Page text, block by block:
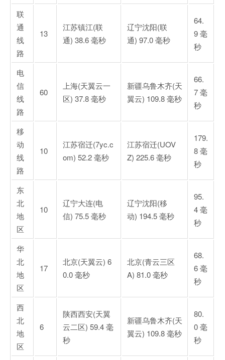
联
通
线
路
13
江苏镇江(联
通) 38.6 毫秒
辽宁沈阳(联
通) 97.0 毫秒
64.
9 毫
秒
电
信
线
路
60
上海(天翼云一
区) 37.8 毫秒
新疆乌鲁木齐(天
翼云) 109.8 毫秒
66.
7 毫
秒
移
动
线
路
10
江苏宿迁(7yc.c
om) 52.2 毫秒
江苏宿迁(UOV
Z) 225.6 毫秒
179.
8 毫
秒
东
北
地
区
10
辽宁大连(电
信) 75.5 毫秒
辽宁沈阳(移
动) 194.5 毫秒
95.
4 毫
秒
华
北
地
区
17
北京(天翼云) 6
0.0 毫秒
北京(青云三区
A) 81.0 毫秒
68.
6 毫
秒
西
北
地
区
6
陕西西安(天翼
云二区) 59.4 毫
秒
新疆乌鲁木齐(天
翼云) 109.8 毫秒
80.
0 毫
秒